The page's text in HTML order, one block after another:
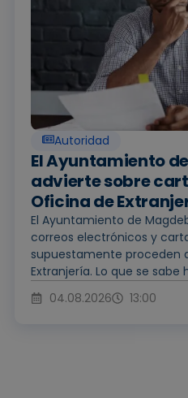
Autoridad
El Ayuntamiento
advierte sobre
Oficina de
El Ayuntamiento de
correos electrónicos y
supuestamente proceden
Extranjería. Lo que se sabe
04.08.2026
13:00